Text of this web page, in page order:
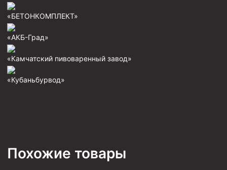
«БЕТОНКОМПЛЕКТ»
«АКБ-Град»
«Камчатский пивоваренный завод»
«Кубаньбурвод»
Похожие товары